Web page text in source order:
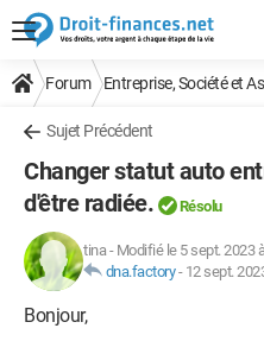
Forum Entreprise, Société et
Sujet Précédent
Changer statut auto
d'être radiée.
Résolu
tina- Modifié le 5 sept. 2023
dna.factory- 12 sept.
Bonjour,